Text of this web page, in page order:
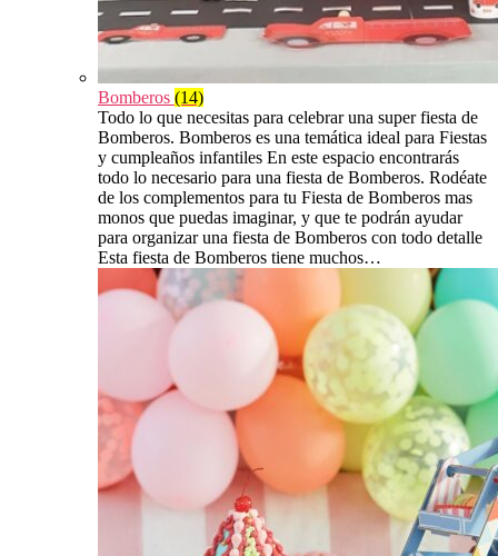
Bomberos (14)
Todo lo que necesitas para celebrar una super fiesta de
Bomberos. Bomberos es una temática ideal para Fiestas
y cumpleaños infantiles En este espacio encontrarás
todo lo necesario para una fiesta de Bomberos. Rodéate
de los complementos para tu Fiesta de Bomberos mas
monos que puedas imaginar, y que te podrán ayudar
para organizar una fiesta de Bomberos con todo detalle
Esta fiesta de Bomberos tiene muchos…